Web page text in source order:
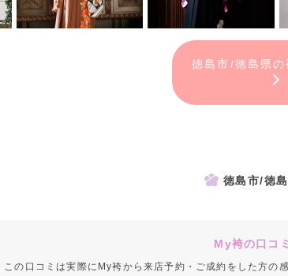
徳島市/徳島県の
徳島市/徳
My袴の口コ
この口コミは実際にMy袴から来店予約・ご成約をした方の